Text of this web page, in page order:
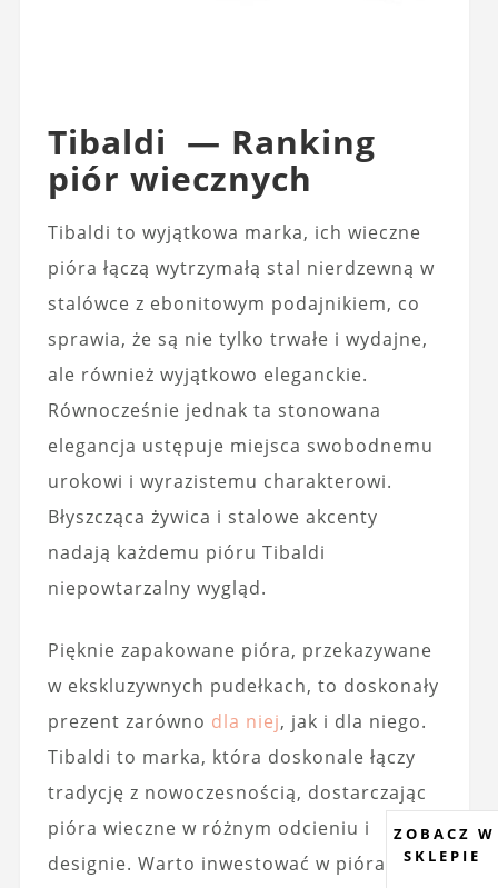
Tibaldi — Ranking
piór wiecznych
Tibaldi to wyjątkowa marka, ich wieczne
pióra łączą wytrzymałą stal nierdzewną w
stalówce z ebonitowym podajnikiem, co
sprawia, że są nie tylko trwałe i wydajne,
ale również wyjątkowo eleganckie.
Równocześnie jednak ta stonowana
elegancja ustępuje miejsca swobodnemu
urokowi i wyrazistemu charakterowi.
Błyszcząca żywica i stalowe akcenty
nadają każdemu pióru Tibaldi
niepowtarzalny wygląd.
Pięknie zapakowane pióra, przekazywane
w ekskluzywnych pudełkach, to doskonały
prezent zarówno dla niej, jak i dla niego.
Tibaldi to marka, która doskonale łączy
tradycję z nowoczesnością, dostarczając
pióra wieczne w różnym odcieniu i
designie. Warto inwestować w pióra
ZOBACZ W
SKLEPIE